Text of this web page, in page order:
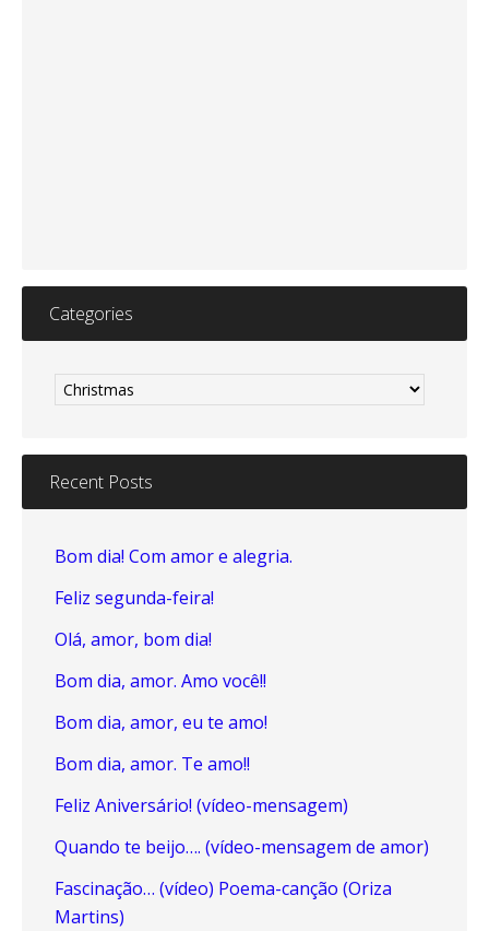
Categories
Recent Posts
Bom dia! Com amor e alegria.
Feliz segunda-feira!
Olá, amor, bom dia!
Bom dia, amor. Amo você!!
Bom dia, amor, eu te amo!
Bom dia, amor. Te amo!!
Feliz Aniversário! (vídeo-mensagem)
Quando te beijo…. (vídeo-mensagem de amor)
Fascinação… (vídeo) Poema-canção (Oriza
Martins)